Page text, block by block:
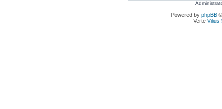
Powered by phpBB
Vertė Vilius